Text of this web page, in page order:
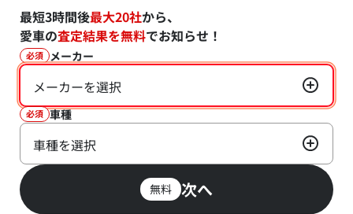
最短3時間後最大20社から、
愛車の査定結果を無料でお知らせ！
必須 メーカー
メーカーを選択
必須 車種
車種を選択
無料 次へ